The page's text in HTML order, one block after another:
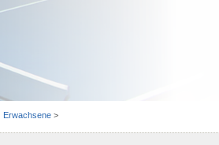
Erwachsene >